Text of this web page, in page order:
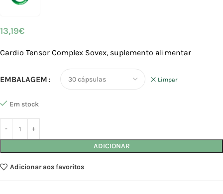
13,19€
Cardio Tensor Complex Sovex, suplemento alimentar
EMBALAGEM Limpar
Em stock
ADICIONAR
Adicionar aos favoritos